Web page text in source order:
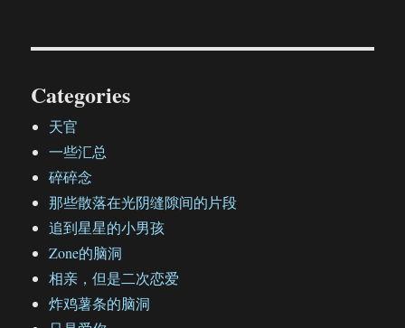
Categories
天官
一些汇总
碎碎念
那些散落在光阴缝隙间的片段
追到星星的小男孩
Zone的脑洞
相亲，但是二次恋爱
炸鸡薯条的脑洞